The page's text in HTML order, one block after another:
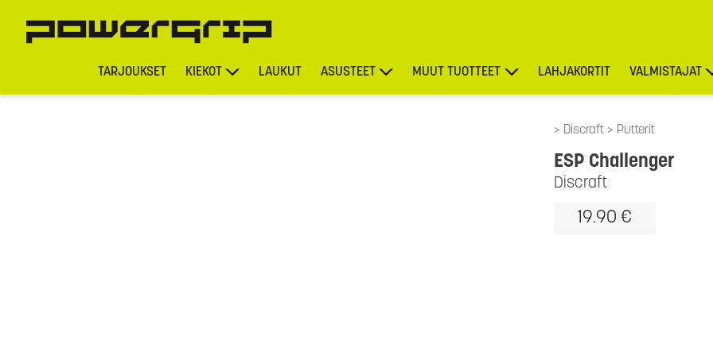
TARJOUKSET KIEKOT LAUKUT ASUSTEET MUUT TUOTTEET LAHJAKORTIT VALMISTAJAT
Discraft Putterit
Discraft
ESP Challenger
19.90 €